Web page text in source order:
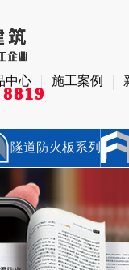
中心 施工案例
隧道防火板系列